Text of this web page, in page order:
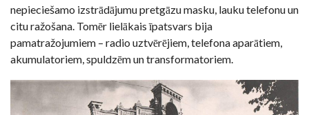
nepieciešamo izstrādājumu pretgāzu masku, lauku telefonu un
citu ražošana. Tomēr lielākais īpatsvars bija
pamatražojumiem – radio uztvērējiem, telefona aparātiem,
akumulatoriem, spuldzēm un transformatoriem.